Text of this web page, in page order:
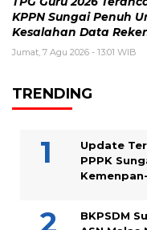
KPPN Sungai Penuh
Kesalahan Data
Jumat, 7 Agu 2026 - 13:01 WIB
TRENDING
Update
PPPK
BKPSDM